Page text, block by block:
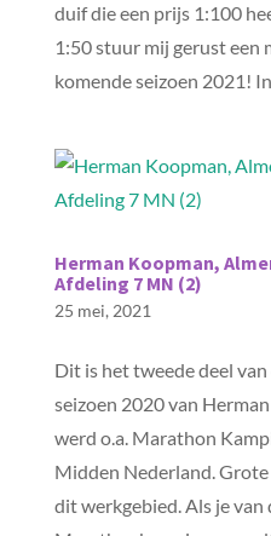
duif die een prijs 1:100
1:50 stuur mij gerust een
komende seizoen 2021!
Herman Koopman,
Afdeling 7 MN (2)
25 mei, 2021
Dit is het tweede deel
seizoen 2020 van
werd o.a. Marathon
Midden Nederland.
dit werkgebied. Als je van